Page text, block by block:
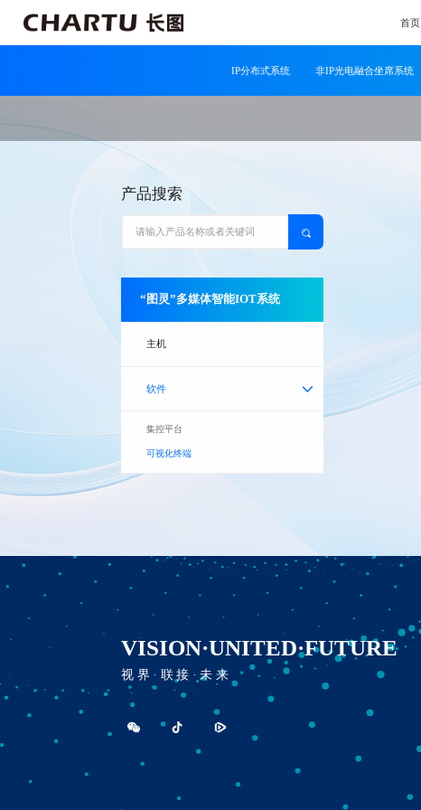
首页
IP分布式系统 非IP光电融合坐席系统
产品搜索
“图灵”多媒体智能IOT系统
主机
软件
集控平台
可视化终端
VISION·UNITED·FUTURE
视界·联接·未来